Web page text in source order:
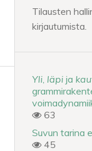
Tilausten
kirjautumista.
Yli läpi ja
63
Suvun tarina
45